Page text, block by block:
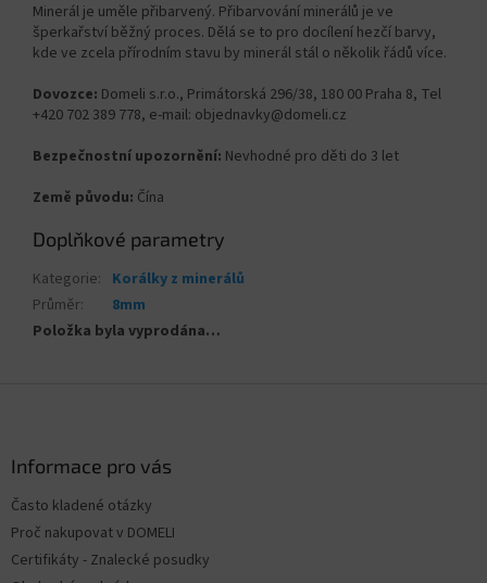
Minerál je uměle přibarvený. Přibarvování minerálů je ve
šperkařství běžný proces. Dělá se to pro docílení hezčí barvy,
kde ve zcela přírodním stavu by minerál stál o několik řádů více.
Dovozce: Domeli s.r.o., Primátorská 296/38, 180 00 Praha 8, Tel
+420 702 389 778, e-mail: objednavky@domeli.cz
Bezpečnostní upozornění: Nevhodné pro děti do 3 let
Země původu: Čína
Doplňkové parametry
Kategorie: Korálky z minerálů
Průměr:
8mm
Položka byla vyprodána…
Informace pro vás
Často kladené otázky
Proč nakupovat v DOMELI
Certifikáty - Znalecké posudky